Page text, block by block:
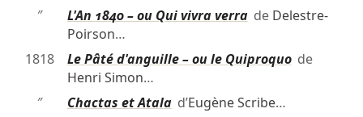
″
L'An 1840 – ou Qui vivra verrade Delestre-
Poirson…
1818
Le Pâté d'anguille – ou le Quiproquode
Henri Simon…
″
Chactas et Atalad’Eugène Scribe…